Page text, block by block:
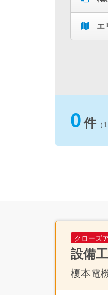
エ
0 件（1
クローズ
設備
榎本電